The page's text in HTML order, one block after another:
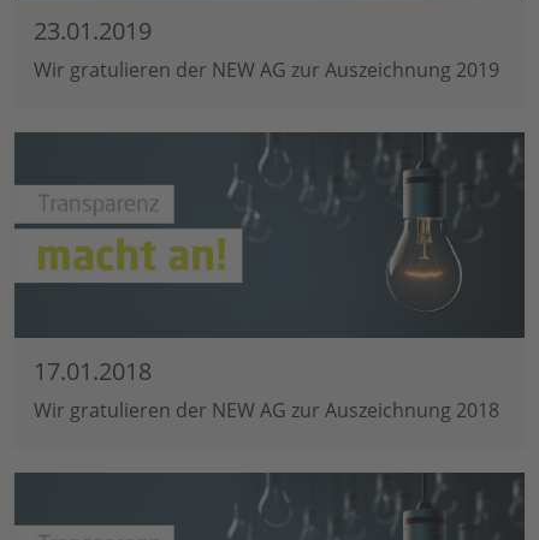
23.01.2019
Wir gratulieren der NEW AG zur Auszeichnung 2019
17.01.2018
Wir gratulieren der NEW AG zur Auszeichnung 2018